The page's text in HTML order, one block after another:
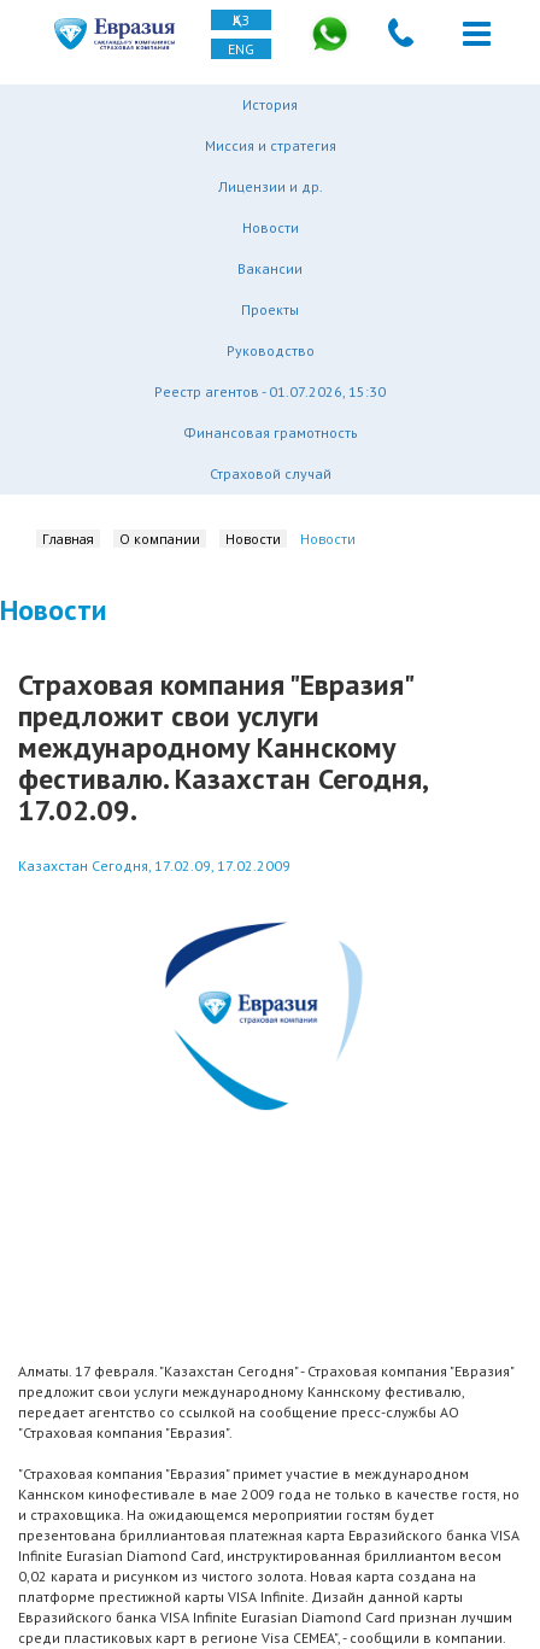
ҚАЗ
ENG
История
Миссия и стратегия
Лицензии и др.
Новости
Вакансии
Проекты
Руководство
Реестр агентов - 01.07.2026, 15:30
Финансовая грамотность
Страховой случай
Главная О компании Новости Новости
Новости
Страховая компания "Евразия"
предложит свои услуги
международному Каннскому
фестивалю. Казахстан Сегодня,
17.02.09.
Казахстан Сегодня, 17.02.09, 17.02.2009
Алматы. 17 февраля. "Казахстан Сегодня" - Страховая компания "Евразия"
предложит свои услуги международному Каннскому фестивалю,
передает агентство со ссылкой на сообщение пресс-службы АО
"Страховая компания "Евразия".
"Страховая компания "Евразия" примет участие в международном
Каннском кинофестивале в мае 2009 года не только в качестве гостя, но
и страховщика. На ожидающемся мероприятии гостям будет
презентована бриллиантовая платежная карта Евразийского банка VISA
Infinite Eurasian Diamond Card, инструктированная бриллиантом весом
0,02 карата и рисунком из чистого золота. Новая карта создана на
платформе престижной карты VISA Infinite. Дизайн данной карты
Евразийского банка VISA Infinite Eurasian Diamond Card признан лучшим
среди пластиковых карт в регионе Visa CEMEA", - сообщили в компании.